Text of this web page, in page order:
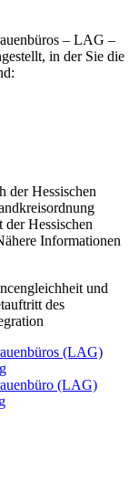
– LAG –
in der Sie die
der Hessischen
Hessischen
Informationen
und
des
(LAG)
(LAG)